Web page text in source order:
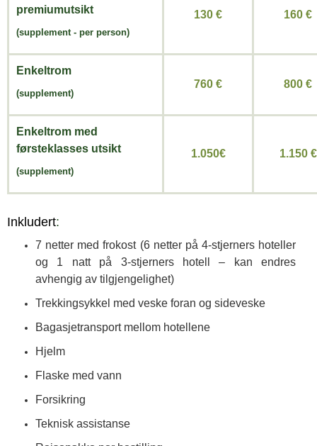
premiumutsikt
(supplement - per person)
130 € 160 €
Enkeltrom
(supplement)
760 € 800 €
Enkeltrom med
førsteklasses utsikt
(supplement)
1.050€ 1.150 €
Inkludert:
7 netter med frokost (6 netter på 4-stjerners hoteller
og 1 natt på 3-stjerners hotell – kan endres
avhengig av tilgjengelighet)
Trekkingsykkel med veske foran og sideveske
Bagasjetransport mellom hotellene
Hjelm
Flaske med vann
Forsikring
Teknisk assistanse